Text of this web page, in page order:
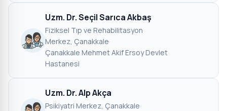
Uzm. Dr. Seçil Sarıca Akbaş
Fiziksel Tıp ve Rehabilitasyon·
Merkez, Çanakkale·
Çanakkale Mehmet Akif Ersoy Devlet
Hastanesi
Uzm. Dr. Alp Akça
Psikiyatri·Merkez, Çanakkale·